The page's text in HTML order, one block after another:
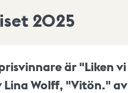
2025
är "Liken vi
Wolff, "Vitön." av